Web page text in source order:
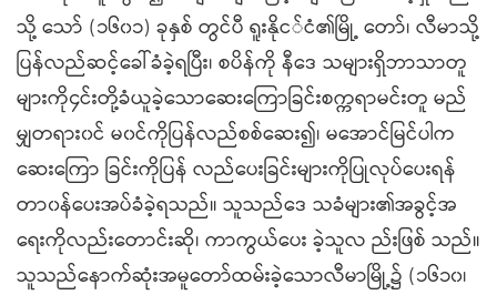
သို့ သော် (၁၆၀၁) ခုနှစ် တွင်ပီ ရူးနိုင်ငံ၏မြို့ တော်၊ လီမာသို့
ပြန်လည်ဆင့်ခေါ်ခံခဲ့ရပြီး၊ စပိန်ကို နီဒေ သများရှိဘာသာတူ
များကို၄င်းတို့ခံယူခဲ့သောဆေးကြောခြင်းစက္ကရာမင်းတူ မည်
မျှတရား၀င် မ၀င်ကိုပြန်လည်စစ်ဆေး၍၊ မအောင်မြင်ပါက
ဆေးကြော ခြင်းကိုပြန် လည်ပေးခြင်းများကိုပြုလုပ်ပေးရန်
တာ၀န်ပေးအပ်ခံခဲ့ရသည်။ သူသည်ဒေ သခံများ၏အခွင့်အ
ရေးကိုလည်းတောင်းဆို၊ ကာကွယ်ပေး ခဲ့သူလ ည်းဖြစ် သည်။
သူသည်နောက်ဆုံးအမူတော်ထမ်းခဲ့သောလီမာမြို့၌ (၁၆၁၀၊